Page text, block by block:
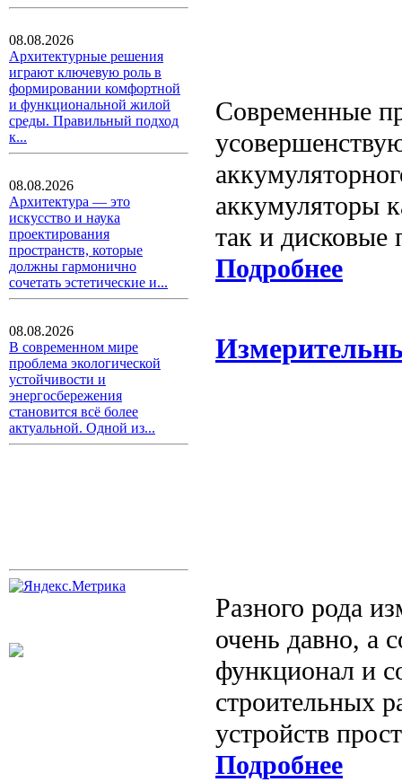
08.08.2026
Архитектурные решения
играют ключевую роль в
формировании комфортной
и функциональной жилой
среды. Правильный подход
к...
08.08.2026
Архитектура — это
искусство и наука
проектирования
пространств, которые
должны гармонично
сочетать эстетические и...
08.08.2026
В современном мире
проблема экологической
устойчивости и
энергосбережения
становится всё более
актуальной. Одной из...
Современные
аккумуляторы
так и
Подробнее
Разного рода
очень давно, а
функционал и
строительных
устройств
Подробнее